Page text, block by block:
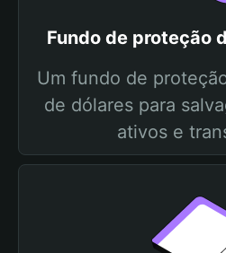
Fundo de proteção
Um fundo de
de dólares para
ativos e